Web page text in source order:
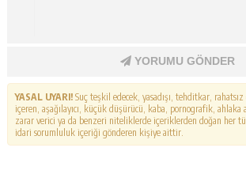
YORUMU GÖNDER
YASAL UYARI!Suç teşkil edecek, yasadışı, tehditkar,
içeren, aşağılayıcı, küçük düşürücü, kaba, pornografik, ahlaka
zarar verici ya da benzeri niteliklerde içeriklerden doğan her
idari sorumluluk içeriği gönderen kişiye aittir.